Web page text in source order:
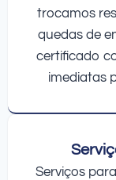
trocamos
quedas de
certificado
imediatas
Serviços